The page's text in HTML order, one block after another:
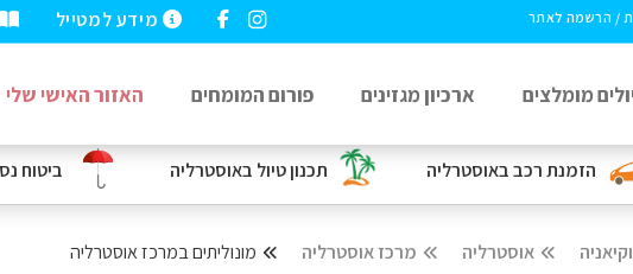
הזמנת רכבבאוסטרליה תכנון טיול באוסטרליה ביטוח
מידע למטייל / הרשמה לאתר
מומלצים ארכיון מגזינים פורום המומחים האזור האישי שלי
אוסטרליה מרכז אוסטרליה מונוליתים במרכז אוסטרליה